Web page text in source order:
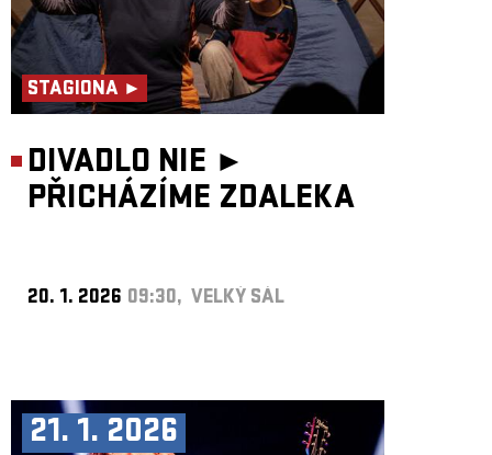
STAGIONA ►
DIVADLO NIE ►
PŘICHÁZÍME ZDALEKA
20. 1. 2026 09:30, VELKÝ SÁL
21. 1. 2026